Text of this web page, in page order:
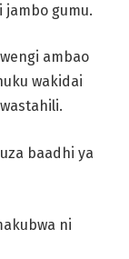
jambo gumu.
ambao
wakidai
baadhi ya
ni